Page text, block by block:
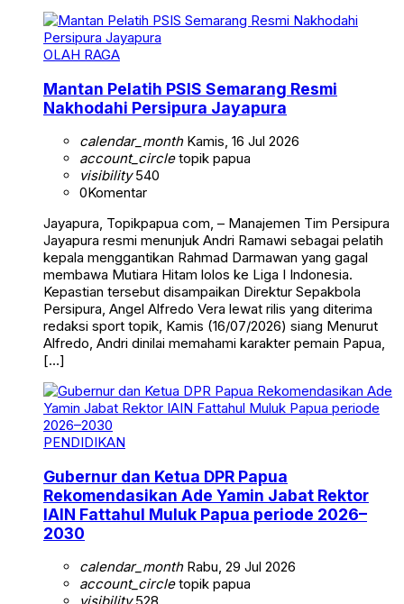
OLAH RAGA
Mantan Pelatih PSIS Semarang Resmi
Nakhodahi Persipura Jayapura
calendar_monthKamis, 16 Jul 2026
account_circletopik papua
visibility540
0Komentar
Jayapura, Topikpapua com, – Manajemen Tim Persipura
Jayapura resmi menunjuk Andri Ramawi sebagai pelatih
kepala menggantikan Rahmad Darmawan yang gagal
membawa Mutiara Hitam lolos ke Liga I Indonesia.
Kepastian tersebut disampaikan Direktur Sepakbola
Persipura, Angel Alfredo Vera lewat rilis yang diterima
redaksi sport topik, Kamis (16/07/2026) siang Menurut
Alfredo, Andri dinilai memahami karakter pemain Papua,
[…]
PENDIDIKAN
Gubernur dan Ketua DPR Papua
Rekomendasikan Ade Yamin Jabat Rektor
IAIN Fattahul Muluk Papua periode 2026–
2030
calendar_monthRabu, 29 Jul 2026
account_circletopik papua